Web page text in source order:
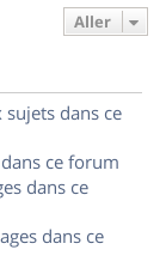
Aller
dans ce
ce forum
dans ce
dans ce